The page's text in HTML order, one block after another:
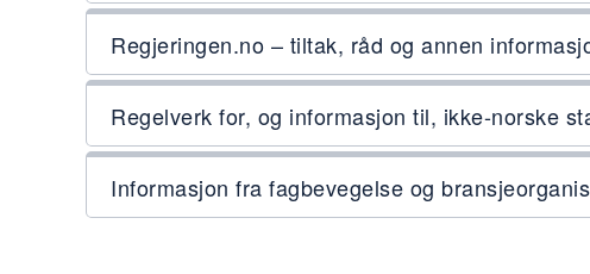
Regjeringen.no – tiltak, råd og annen
Regelverk for, og informasjon til, ikke-norske
Informasjon fra fagbevegelse og